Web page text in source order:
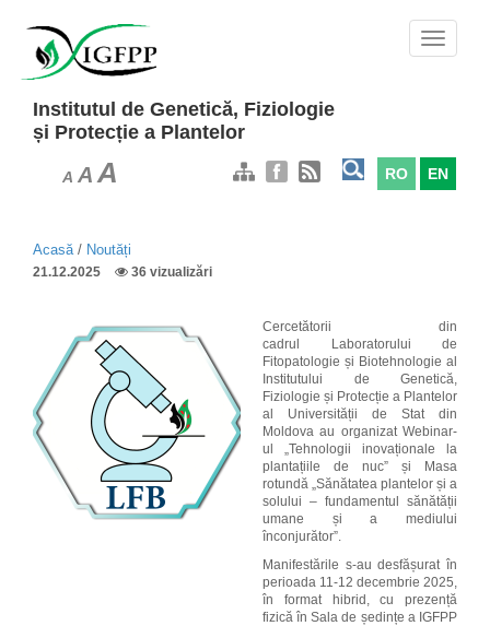
conţinutul
principal
Toggle
Institutul de Genetică, Fiziologie
și Protecție a Plantelor
RO EN
A A A
Acasă/ Noutăți
21.12.2025 36 vizualizări
Cercetătorii din
cadrul
Laboratorului de
Fitopatologie și Biotehnologie al
Institutului de Genetică,
Fiziologie și Protecție a Plantelor
al Universității de Stat din
Moldova au organizat Webinar-
ul „Tehnologii inovaționale la
plantațiile de nuc” și Masa
rotundă „Sănătatea plantelor și a
solului – fundamentul sănătății
umane și a mediului
înconjurător”.
Manifestările s-au desfășurat în
perioada 11-12 decembrie 2025,
în format hibrid, cu prezență
fizică în Sala de ședințe a IGFPP